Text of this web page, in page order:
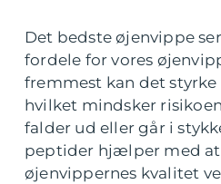
Det bedste øjenvippe
fordele for vores
fremmest kan det
hvilket mindsker
falder ud eller går i
peptider hjælper med
øjenvippernes kvalitet